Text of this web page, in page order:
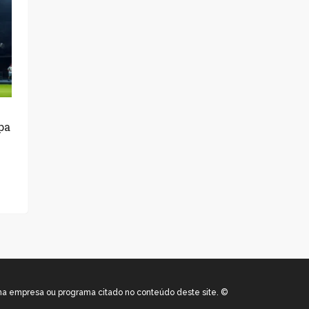
empresa ou programa citado no conteúdo deste site. ©